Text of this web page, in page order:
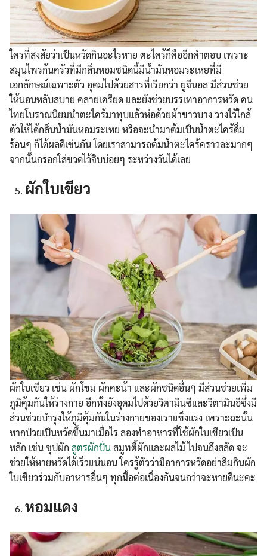
ใครที่สงสัยว่าเป็นหวัดกินอะไรหาย ตะไคร้ก็คืออีกคำตอบ เพราะ
สมุนไพรก้นครัวที่มีกลิ่นหอมชนิดนี้มีน้ำมันหอมระเหยที่มี
เอกลักษณ์เฉพาะตัว อุดมไปด้วยสารที่เรียกว่า ยูจีนอล มีส่วนช่วย
ให้นอนหลับสบาย คลายเครียด และยังช่วยบรรเทาอาการหวัด คน
ไทยโบราณนิยมนำตะไคร้มาทุบแล้วห่อด้วยผ้าขาวบาง วางไว้ใกล้
ตัวให้ได้กลิ่นน้ำมันหอมระเหย หรือจะนำมาต้มเป็นน้ำตะไคร้ดื่ม
ร้อนๆ ก็ได้ผลดีเช่นกัน โดยเราสามารถต้มน้ำตะไคร้คราวละมากๆ
จากนั้นกรอกใส่ขวดไว้จิบบ่อยๆ ระหว่างวันได้เลย
ผักใบเขียว
ผักใบเขียว เช่น ผักโขม ผักคะน้า และผักชนิดอื่นๆ มีส่วนช่วยเพิ่ม
ภูมิคุ้มกันให้ร่างกาย อีกทั้งยังอุดมไปด้วยวิตามินซีและวิตามินอีซึ่งมี
ส่วนช่วยบำรุงให้ภูมิคุ้มกันในร่างกายของเราแข็งแรง เพราะฉะนั้น
หากป่วยเป็นหวัดขึ้นมาเมื่อไร ลองทำอาหารที่ใช้ผักใบเขียวเป็น
หลัก เช่น ซุปผัก สูตรผักปั่นสมูทตี้ผักและผลไม้ ไปจนถึงสลัด จะ
ช่วยให้หายหวัดได้เร็วแน่นอน ใครรู้ตัวว่ามีอาการหวัดอย่าลืมกินผัก
ใบเขียวร่วมกับอาหารอื่นๆ ทุกมื้อต่อเนื่องกันจนกว่าจะหายดีนะคะ
หอมแดง